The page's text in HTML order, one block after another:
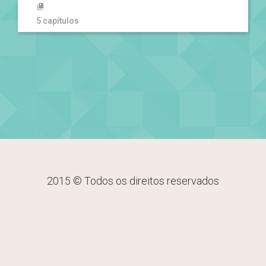
5 capítulos
2015 © Todos os direitos reservados